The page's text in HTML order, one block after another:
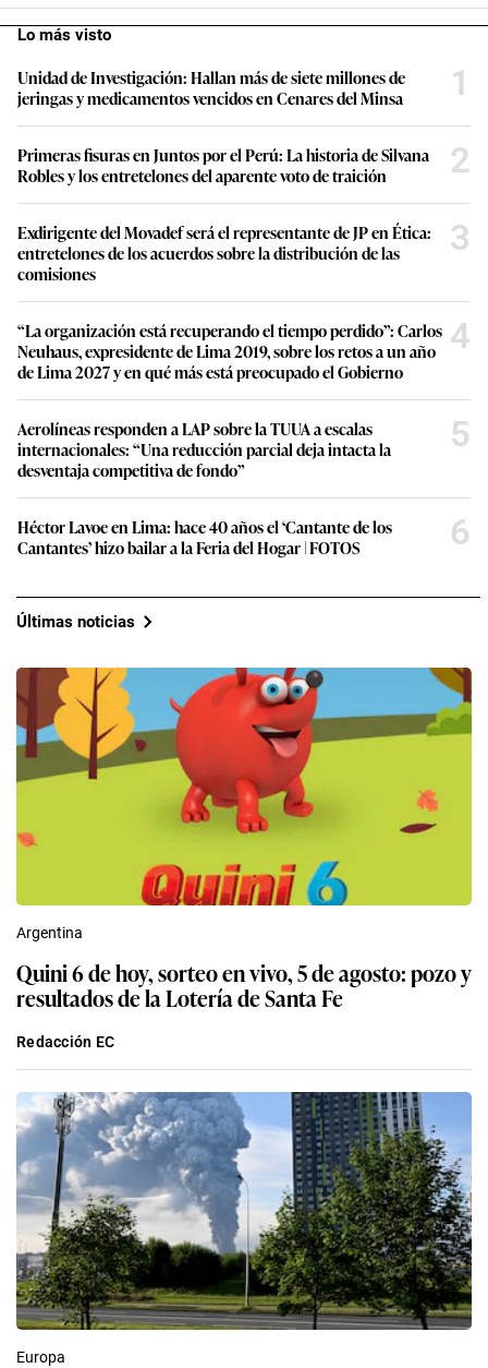
Lo más visto
Unidad de Investigación: Hallan más de siete millones de
jeringas y medicamentos vencidos en Cenares del Minsa
1
Primeras fisuras en Juntos por el Perú: La historia de Silvana
Robles y los entretelones del aparente voto de traición
2
Exdirigente del Movadef será el representante de JP en Ética:
entretelones de los acuerdos sobre la distribución de las
comisiones
3
“La organización está recuperando el tiempo perdido”: Carlos
Neuhaus, expresidente de Lima 2019, sobre los retos a un año
de Lima 2027 y en qué más está preocupado el Gobierno
4
Aerolíneas responden a LAP sobre la TUUA a escalas
internacionales: “Una reducción parcial deja intacta la
desventaja competitiva de fondo”
5
Héctor Lavoe en Lima: hace 40 años el ‘Cantante de los
Cantantes’ hizo bailar a la Feria del Hogar | FOTOS
6
Últimas noticias
Argentina
Quini 6 de hoy, sorteo en vivo, 5 de agosto: pozo y
resultados de la Lotería de Santa Fe
Redacción EC
Europa